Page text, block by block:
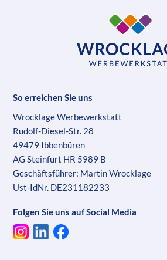
So erreichen Sie uns
Wrocklage Werbewerkstatt
Rudolf-Diesel-Str. 28
49479 Ibbenbüren
AG Steinfurt HR 5989 B
Geschäftsführer: Martin Wrocklage
Ust-IdNr. DE231182233
Folgen Sie uns auf Social Media